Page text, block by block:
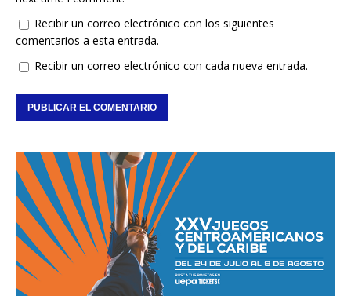
Recibir un correo electrónico con los siguientes
comentarios a esta entrada.
Recibir un correo electrónico con cada nueva entrada.